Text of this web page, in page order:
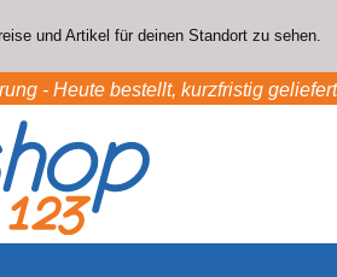
und Artikel für deinen Standort zu sehen.
- Heute bestellt, kurzfristig geliefert